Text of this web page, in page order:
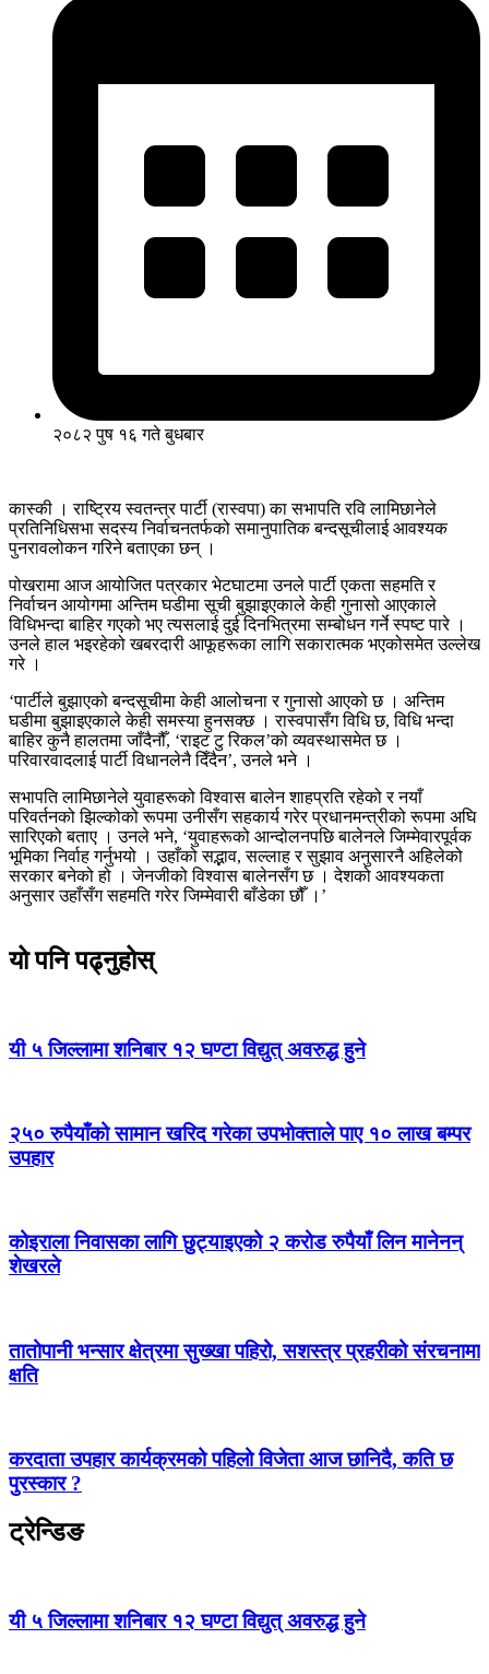
२०८२ पुष १६ गते बुधबार
कास्की । राष्ट्रिय स्वतन्त्र पार्टी (रास्वपा) का सभापति रवि लामिछानेले
प्रतिनिधिसभा सदस्य निर्वाचनतर्फको समानुपातिक बन्दसूचीलाई आवश्यक
पुनरावलोकन गरिने बताएका छन् ।
पोखरामा आज आयोजित पत्रकार भेटघाटमा उनले पार्टी एकता सहमति र
निर्वाचन आयोगमा अन्तिम घडीमा सूची बुझाइएकाले केही गुनासो आएकाले
विधिभन्दा बाहिर गएको भए त्यसलाई दुई दिनभित्रमा सम्बोधन गर्ने स्पष्ट पारे ।
उनले हाल भइरहेको खबरदारी आफूहरूका लागि सकारात्मक भएकोसमेत उल्लेख
गरे ।
‘पार्टीले बुझाएको बन्दसूचीमा केही आलोचना र गुनासो आएको छ । अन्तिम
घडीमा बुझाइएकाले केही समस्या हुनसक्छ । रास्वपासँग विधि छ, विधि भन्दा
बाहिर कुनै हालतमा जाँदैनौँ, ‘राइट टु रिकल’को व्यवस्थासमेत छ ।
परिवारवादलाई पार्टी विधानलेनै दिँदैन’, उनले भने ।
सभापति लामिछानेले युवाहरूको विश्वास बालेन शाहप्रति रहेको र नयाँ
परिवर्तनको झिल्कोको रूपमा उनीसँग सहकार्य गरेर प्रधानमन्त्रीको रूपमा अघि
सारिएको बताए । उनले भने, ‘युवाहरूको आन्दोलनपछि बालेनले जिम्मेवारपूर्वक
भूमिका निर्वाह गर्नुभयो । उहाँको सद्भाव, सल्लाह र सुझाव अनुसारनै अहिलेको
सरकार बनेको हो । जेनजीको विश्वास बालेनसँग छ । देशको आवश्यकता
अनुसार उहाँसँग सहमति गरेर जिम्मेवारी बाँडेका छौँ ।’
यो पनि पढ्नुहोस्
यी ५ जिल्लामा शनिबार १२ घण्टा विद्युत् अवरुद्ध हुने
२५० रुपैयाँको सामान खरिद गरेका उपभोक्ताले पाए १० लाख बम्पर
उपहार
कोइराला निवासका लागि छुट्याइएको २ करोड रुपैयाँ लिन मानेनन्
शेखरले
तातोपानी भन्सार क्षेत्रमा सुख्खा पहिरो, सशस्त्र प्रहरीको संरचनामा
क्षति
करदाता उपहार कार्यक्रमको पहिलो विजेता आज छानिदै, कति छ
पुरस्कार ?
ट्रेन्डिङ
यी ५ जिल्लामा शनिबार १२ घण्टा विद्युत् अवरुद्ध हुने